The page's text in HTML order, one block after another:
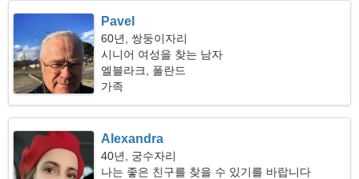
Pavel
60년, 쌍둥이자리
시니어 여성을 찾는 남자
엘블라크, 폴란드
가족
Alexandra
40년, 궁수자리
나는 좋은 친구를 찾을 수 있기를 바랍니다